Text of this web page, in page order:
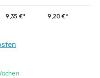
9,35 €* 9,20 €*